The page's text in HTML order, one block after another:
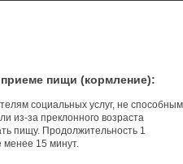
пищи (кормление):
социальных услуг, не способным
из-за преклонного возраста
пищу. Продолжительность 1
менее 15 минут.